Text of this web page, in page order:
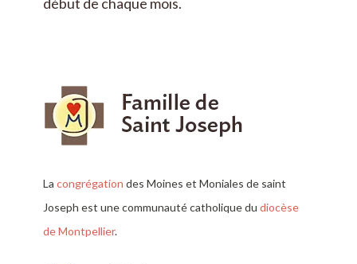
Lacongrégation des Moines et Moniales de saint
Joseph est une communauté catholique dudiocèse
de Montpellier.